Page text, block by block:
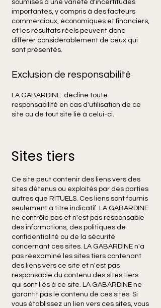
soumises à une variété d'incertitudes
importantes, y compris à des facteurs
commerciaux, économiques et financiers,
et les résultats réels peuvent donc
différer considérablement de ceux qui
sont présentés.
Exclusion de responsabilité
LA GABARDINE décline toute
responsabilité en cas d'utilisation de ce
site ou de tout site lié à celui-ci.
Sites tiers
Ce site peut contenir des liens vers des
sites détenus ou exploités par des parties
autres que RITUELS. Ces liens sont fournis
seulement à titre indicatif. LA GABARDINE
ne contrôle pas et n'est pas responsable
des informations, des politiques de
confidentialité ou de la sécurité
concernant ces sites. LA GABARDINE n'a
pas réexaminé les sites tiers contenant
des liens vers ce site et n'est pas
responsable du contenu des sites tiers
qui sont liés à ce site. LA GABARDINE ne
garantit pas le contenu de ces sites. Si
vous établissez un lien vers ces sites, vous